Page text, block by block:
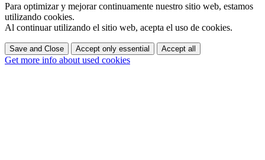
Para optimizar y mejorar continuamente nuestro sitio web, estamos
utilizando cookies.
Al continuar utilizando el sitio web, acepta el uso de cookies.
Save and Close Accept only essential Accept all
Get more info about used cookies